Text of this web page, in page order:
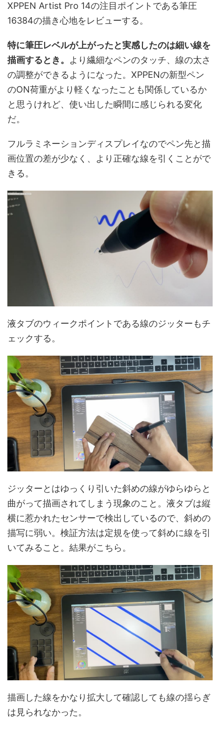
XPPEN Artist Pro 14の注目ポイントである筆圧
16384の描き心地をレビューする。
特に筆圧レベルが上がったと実感したのは細い線を
描画するとき。 より繊細なペンのタッチ、線の太さ
の調整ができるようになった。XPPENの新型ペン
のON荷重がより軽くなったことも関係しているか
と思うけれど、使い出した瞬間に感じられる変化
だ。
フルラミネーションディスプレイなのでペン先と描
画位置の差が少なく、より正確な線を引くことがで
きる。
液タブのウィークポイントである線のジッターもチ
ェックする。
ジッターとはゆっくり引いた斜めの線がゆらゆらと
曲がって描画されてしまう現象のこと。液タブは縦
横に惹かれたセンサーで検出しているので、斜めの
描写に弱い。検証方法は定規を使って斜めに線を引
いてみること。結果がこちら。
描画した線をかなり拡大して確認しても線の揺らぎ
は見られなかった。